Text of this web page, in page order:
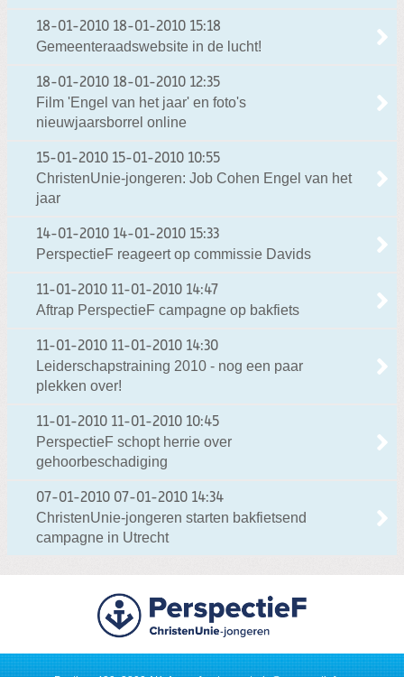
18-01-2010 18-01-2010 15:18
Gemeenteraadswebsite in de lucht!
18-01-2010 18-01-2010 12:35
Film 'Engel van het jaar' en foto's
nieuwjaarsborrel online
15-01-2010 15-01-2010 10:55
ChristenUnie-jongeren: Job Cohen Engel van het
jaar
14-01-2010 14-01-2010 15:33
PerspectieF reageert op commissie Davids
11-01-2010 11-01-2010 14:47
Aftrap PerspectieF campagne op bakfiets
11-01-2010 11-01-2010 14:30
Leiderschapstraining 2010 - nog een paar
plekken over!
11-01-2010 11-01-2010 10:45
PerspectieF schopt herrie over
gehoorbeschadiging
07-01-2010 07-01-2010 14:34
ChristenUnie-jongeren starten bakfietsend
campagne in Utrecht